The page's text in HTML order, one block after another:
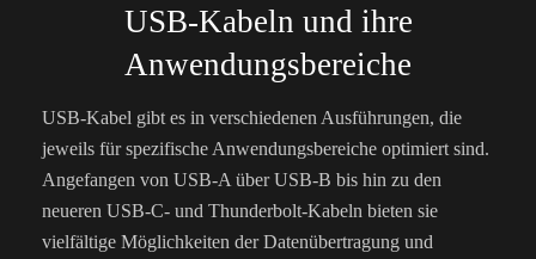
USB-Kabeln und ihre
Anwendungsbereiche
USB-Kabel gibt es in verschiedenen Ausführungen, die
jeweils für spezifische Anwendungsbereiche optimiert sind.
Angefangen von USB-A über USB-B bis hin zu den
neueren USB-C- und Thunderbolt-Kabeln bieten sie
vielfältige Möglichkeiten der Datenübertragung und